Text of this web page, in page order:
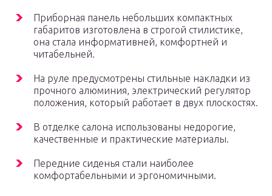
Приборная панель небольших компактных
габаритов изготовлена в строгой стилистике,
она стала информативней, комфортней и
читабельней.
На руле предусмотрены стильные накладки из
прочного алюминия, электрический регулятор
положения, который работает в двух плоскостях.
В отделке салона использованы недорогие,
качественные и практические материалы.
Передние сиденья стали наиболее
комфортабельными и эргономичными.